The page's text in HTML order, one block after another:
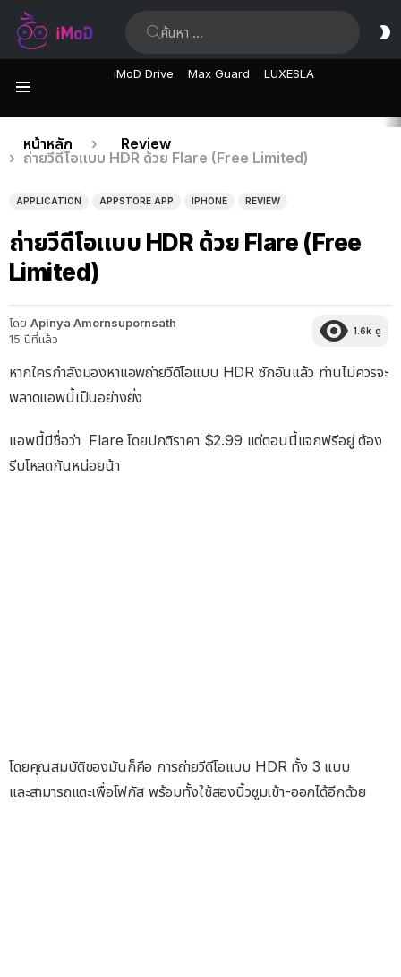
iMoD Drive Max Guard LUXESLA
เรื่อง
ล่าสุด
คุณอยู่ที่นี่:
หน้าหลัก
Review
ถ่ายวีดีโอเเบบ HDR ด้วย Flare (Free Limited)
APPLICATION APPSTORE APP IPHONE REVIEW
ถ่ายวีดีโอเเบบ HDR ด้วย Flare (Free
Limited)
โดย Apinya Amornsupornsath
15 ปีที่แล้ว
1.6k ดู
หากใครกำลังมองหาแอพถ่ายวีดีโอแบบ HDR ซักอันแล้ว ท่านไม่ควรจะ
พลาดแอพนี้เป็นอย่างยิ่ง
แอพนี้มีชื่อว่า Flare โดยปกติราคา $2.99 แต่ตอนนี้แจกฟรีอยู่ ต้อง
รีบโหลดกันหน่อยน้า
โดยคุณสมบัติของมันก็คือ การถ่ายวีดีโอแบบ HDR ทั้ง 3 แบบ
และสามารถแตะเพื่อโฟกัส พร้อมทั้งใช้สองนิ้วซูมเข้า-ออกได้อีกด้วย